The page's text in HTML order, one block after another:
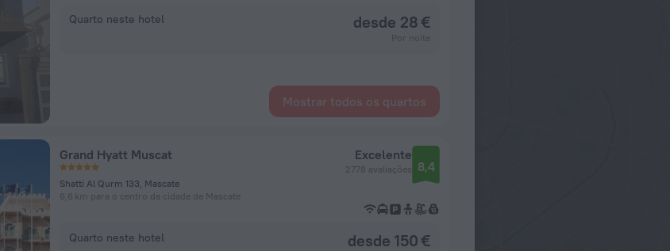
Quarto neste hotel desde 28 €
Mostrar todos os quartos
Grand Hyatt Muscat
Shatti Al Qurm 133, Mascate
6,6 km para o centro da cidade de Mascate
Excelente
2778 avaliações 8,4
Quarto neste hotel desde 150 €